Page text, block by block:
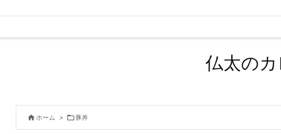
仏太のカ
 ホーム > 豚丼